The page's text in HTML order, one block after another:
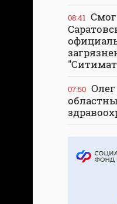
08:41
07:50